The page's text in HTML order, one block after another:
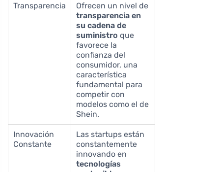
Transparencia
Ofrecen un nivel de
transparencia en
su cadena de
suministro que
favorece la
confianza del
consumidor, una
característica
fundamental para
competir con
modelos como el de
Shein.
Innovación
Constante
Las startups están
constantemente
innovando en
tecnologías